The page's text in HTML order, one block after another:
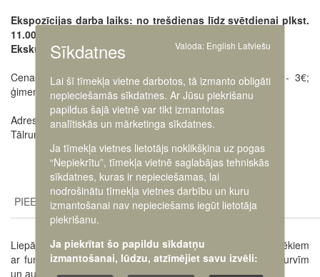
Ekspozīcijas darba laiks: no trešdienas līdz svētdienai plkst.
11.00 - 17.00
Ekskursiju norises laiki: 11.00; 13.00; 15.00;
Cenas: pieaugušie - 5€; pensionāri, skolēni un studenti - 3€;
ģimenes biļete - 10€ (1 - 2 pieaugušie ar 1 - 2 bērniem)
Adrese: Tobago iela 1, Liepāja
Tālrunis: +371 25 603 875
PIEEJAMĪBA
Liepājas krasta artilērijas baterija Nr. 2 ir daļēji pieejama cilvēkiem
ar funkcionāliem traucējumiem. Ēkās ir telpas ar šaurām durvīm
un augtiem sliekšņiem.
Sīkdatnes Valoda: English Latviešu
Lai šī tīmekļa vietne darbotos, tā izmanto obligāti
nepieciešamās sīkdatnes. Ar Jūsu piekrišanu
papildus šajā vietnē var tikt izmantotas
analītiskās un mārketinga sīkdatnes.
Ja tīmekļa vietnes lietotājs noklikšķina uz pogas
“Nepiekrītu”, tīmekļa vietnē saglabājas tehniskās
sīkdatnes, kuras ir nepieciešamas, lai
nodrošinātu tīmekļa vietnes darbību un kuru
izmantošanai nav nepieciešams iegūt lietotāja
piekrišanu.
Ja piekrītat šo papildu sīkdatņu
izmantošanai, lūdzu, atzīmējiet savu izvēli: